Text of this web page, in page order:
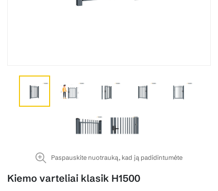
Paspauskite nuotrauką, kad ją padidintumėte
Kiemo varteliai klasik H1500